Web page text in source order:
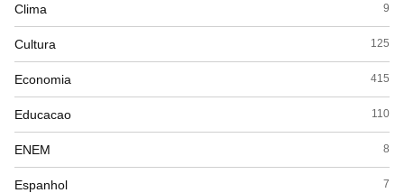
Clima 9
Cultura 125
Economia 415
Educacao 110
ENEM 8
Espanhol 7